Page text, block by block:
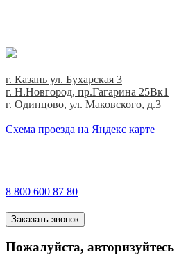
г. Казань ул. Бухарская 3
г. Н.Новгород, пр.Гагарина 25Вк1
г. Одинцово, ул. Маковского, д.3
Cхема проезда на Яндекс карте
8 800 600 87 80
Заказать звонок
Пожалуйста, авторизуйтесь